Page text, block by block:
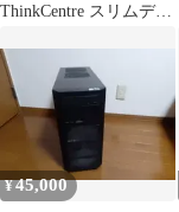
ThinkCentre スリムデザ
¥45,000